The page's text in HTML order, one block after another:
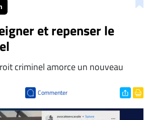
et repenser le
criminel amorce un nouveau
Commenter